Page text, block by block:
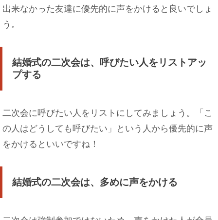
出来なかった友達に優先的に声をかけると良いでしょ
う。
結婚式の二次会は、呼びたい人をリストアッ
プする
二次会に呼びたい人をリストにしてみましょう。「こ
の人はどうしても呼びたい」という人から優先的に声
をかけるといいですね！
結婚式の二次会は、多めに声をかける